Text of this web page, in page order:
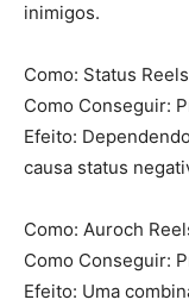
inimigos.
Como: Status Reels
Como Conseguir:
Efeito:
causa status
Como: Auroch
Como Conseguir:
Efeito: Uma